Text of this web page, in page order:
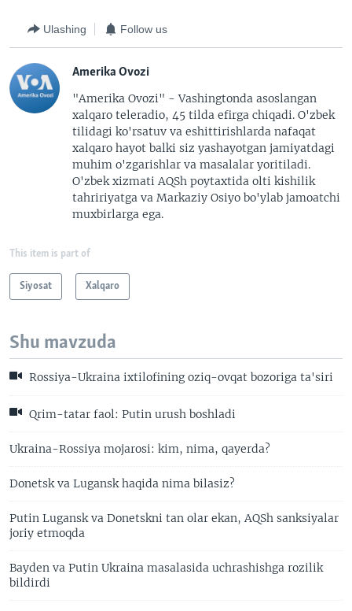
Ulashing Follow us
Amerika Ovozi
"Amerika Ovozi" - Vashingtonda asoslangan
xalqaro teleradio, 45 tilda efirga chiqadi. O'zbek
tilidagi ko'rsatuv va eshittirishlarda nafaqat
xalqaro hayot balki siz yashayotgan jamiyatdagi
muhim o'zgarishlar va masalalar yoritiladi.
O'zbek xizmati AQSh poytaxtida olti kishilik
tahririyatga va Markaziy Osiyo bo'ylab jamoatchi
muxbirlarga ega.
This item is part of
Siyosat Xalqaro
Shu mavzuda
Rossiya-Ukraina ixtilofining oziq-ovqat bozoriga ta'siri
Qrim-tatar faol: Putin urush boshladi
Ukraina-Rossiya mojarosi: kim, nima, qayerda?
Donetsk va Lugansk haqida nima bilasiz?
Putin Lugansk va Donetskni tan olar ekan, AQSh sanksiyalar
joriy etmoqda
Bayden va Putin Ukraina masalasida uchrashishga rozilik
bildirdi